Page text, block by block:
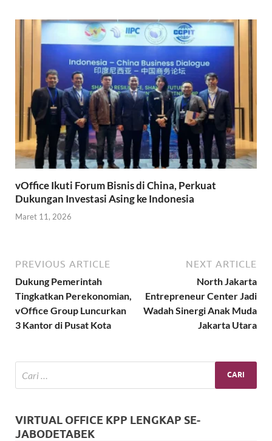
vOffice Ikuti Forum Bisnis di China, Perkuat
Dukungan Investasi Asing ke Indonesia
Maret 11, 2026
PREVIOUS ARTICLE
Dukung Pemerintah
Tingkatkan Perekonomian,
vOffice Group Luncurkan
3 Kantor di Pusat Kota
NEXT ARTICLE
North Jakarta
Entrepreneur Center Jadi
Wadah Sinergi Anak Muda
Jakarta Utara
VIRTUAL OFFICE KPP LENGKAP SE-
JABODETABEK